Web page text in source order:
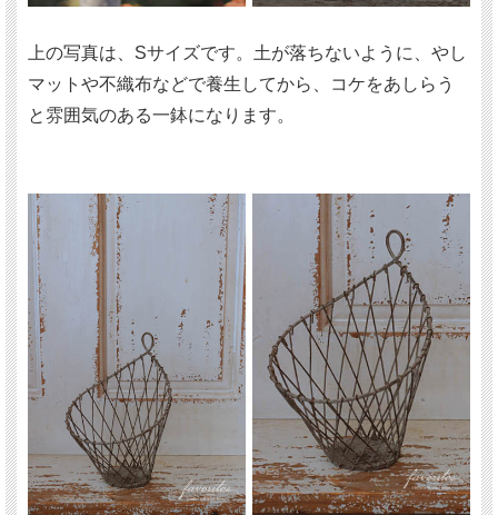
上の写真は、Sサイズです。土が落ちないように、やし
マットや不織布などで養生してから、コケをあしらう
と雰囲気のある一鉢になります。